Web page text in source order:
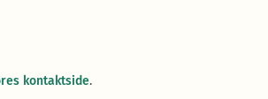
kontaktside.